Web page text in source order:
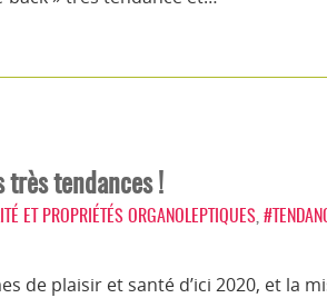
très tendances !
ET PROPRIÉTÉS ORGANOLEPTIQUES
de plaisir et santé d’ici 2020, et la